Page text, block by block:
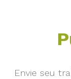
Envie seu